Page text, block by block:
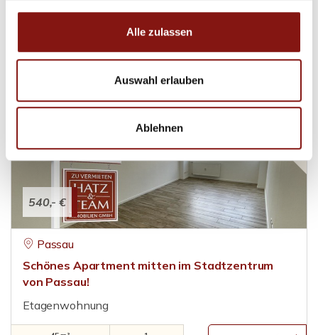
Alle zulassen
Auswahl erlauben
Ablehnen
Erdgeschosswohnung
70,61 m²
2
540,- €
Passau
Schönes Apartment mitten im Stadtzentrum
von Passau!
Etagenwohnung